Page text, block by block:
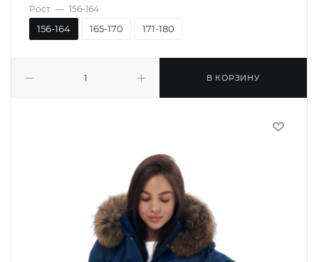
В КОРЗИНУ
Рост — 156-164
156-164 165-170 171-180